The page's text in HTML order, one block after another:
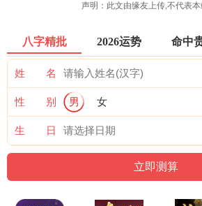
声明：此文由缘友上传,不代表
八字精批 2026运势 命中
姓 名
性 别 男 女
生 日